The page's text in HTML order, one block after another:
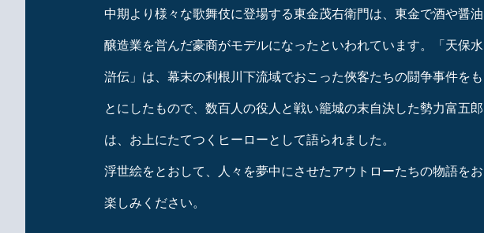
中期より様々な歌舞伎に登場する東金茂右衛門は、東金で酒や醤油
醸造業を営んだ豪商がモデルになったといわれています。「天保水
滸伝」は、幕末の利根川下流域でおこった俠客たちの闘争事件をも
とにしたもので、数百人の役人と戦い籠城の末自決した勢力富五郎
は、お上にたてつくヒーローとして語られました。
浮世絵をとおして、人々を夢中にさせたアウトローたちの物語をお
楽しみください。